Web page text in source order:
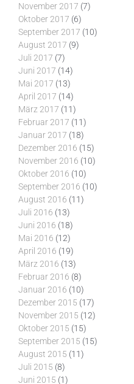
November 2017 (7)
Oktober 2017 (6)
September 2017 (10)
August 2017 (9)
Juli 2017 (7)
Juni 2017 (14)
Mai 2017 (13)
April 2017 (14)
März 2017 (11)
Februar 2017 (11)
Januar 2017 (18)
Dezember 2016 (15)
November 2016 (10)
Oktober 2016 (10)
September 2016 (10)
August 2016 (11)
Juli 2016 (13)
Juni 2016 (18)
Mai 2016 (12)
April 2016 (19)
März 2016 (13)
Februar 2016 (8)
Januar 2016 (10)
Dezember 2015 (17)
November 2015 (12)
Oktober 2015 (15)
September 2015 (15)
August 2015 (11)
Juli 2015 (8)
Juni 2015 (1)